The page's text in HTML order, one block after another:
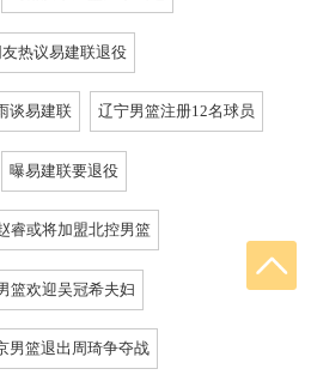
友热议易建联退役
谈易建联 辽宁男篮注册12名球员
曝易建联要退役
睿或将加盟北控男篮
篮欢迎吴冠希夫妇
男篮退出周琦争夺战